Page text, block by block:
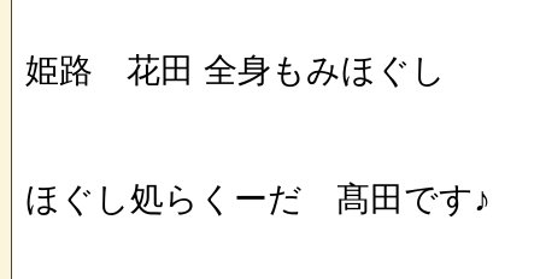
姫路 花田 全身もみほぐし
ほぐし処らくーだ 髙田です♪